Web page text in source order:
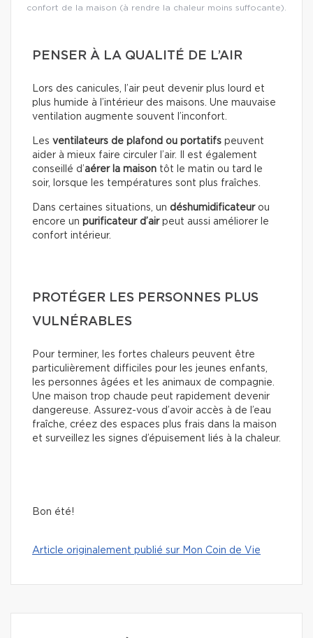
confort de la maison (à rendre la chaleur moins suffocante).
PENSER À LA QUALITÉ DE L’AIR
Lors des canicules, l’air peut devenir plus lourd et
plus humide à l’intérieur des maisons. Une mauvaise
ventilation augmente souvent l’inconfort.
Les ventilateurs de plafond ou portatifs peuvent
aider à mieux faire circuler l’air. Il est également
conseillé d’aérer la maison tôt le matin ou tard le
soir, lorsque les températures sont plus fraîches.
Dans certaines situations, un déshumidificateurou
encore un purificateur d’airpeut aussi améliorer le
confort intérieur.
PROTÉGER LES PERSONNES PLUS
VULNÉRABLES
Pour terminer, les fortes chaleurs peuvent être
particulièrement difficiles pour les jeunes enfants,
les personnes âgées et les animaux de compagnie.
Une maison trop chaude peut rapidement devenir
dangereuse. Assurez-vous d’avoir accès à de l’eau
fraîche, créez des espaces plus frais dans la maison
et surveillez les signes d’épuisement liés à la chaleur.
Bon été!
Article originalement publié sur Mon Coin de Vie